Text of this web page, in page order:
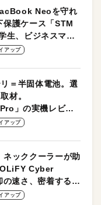
Neoを守れ
保護ケース「STM
生、ビジネスマン
！
アップ
＝半固体電池。選
材。
」の実機レビュ
アップ
ッククーラーが助
Cyber
速さ、密着する冷
操作性がグッド！
アップ